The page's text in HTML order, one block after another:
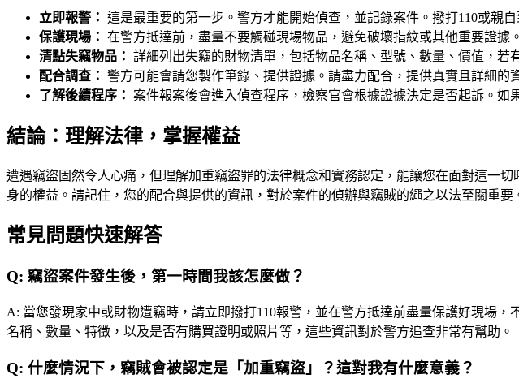
立即報警： 這是最重要的第一步。警方才能開始偵查，並記錄案件。撥打110或親自
保護現場： 在警方抵達前，盡量不要觸碰現場物品，避免破壞指紋或其他重要證據
清點失竊物品： 詳細列出失竊的財物清單，包括物品名稱、型號、數量、價值，
配合調查： 警方可能會請您製作筆錄、提供證據。請盡力配合，提供真實且詳細的
了解後續程序： 案件報案後會進入偵查程序，檢察官會根據證據決定是否起訴。如
結論：理解法律，掌握權益
遭遇竊盜固然令人心痛，但理解加重竊盜罪的法律概念和實務認定，能讓您在面對這一
身的權益。請記住，您的配合與提供的資訊，對於案件的偵辦與竊賊的繩之以法至關重
常見問題快速解答
Q: 竊盜案件發生後，第一時間我該怎麼做？
A: 當您發現家中或財物遭竊時，請立即撥打110報警，並在警方抵達前盡量保護好現場
名稱、數量、特徵，以及是否有購買證明或照片等，這些資訊對於警方追查非常有幫助。
Q: 什麼情況下，竊賊會被認定是「加重竊盜」？這對我有什麼意義？